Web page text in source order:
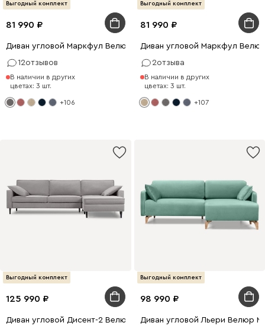
Выгодный комплект
81 990
Диван угловой Маркфул Велюр Серый
12отзывов
В наличии в других
цветах: 3 шт.
+106
Выгодный комплект
81 990
Диван угловой Маркфул
2отзыва
В наличии в других
цветах: 3 шт.
+107
Выгодный комплект
125 990
Диван угловой Дисент-2 Велюр Светло-серый
Выгодный комплект
98 990
Диван угловой Льери Велюр